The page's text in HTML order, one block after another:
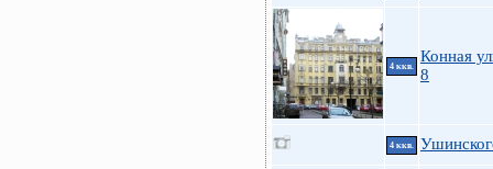
4 ккв.
Конная
8
4 ккв.